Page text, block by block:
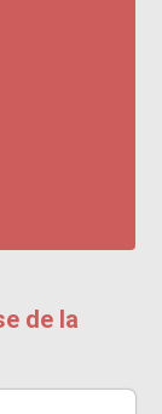
de la